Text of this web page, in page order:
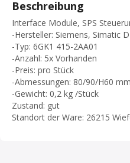
Beschreibung
Interface Module, SPS
-Hersteller: Siemens, Simatic
-Typ: 6GK1 415-2AA01
-Anzahl: 5x Vorhanden
-Preis: pro Stück
-Abmessungen: 80/90/H60 mm
-Gewicht: 0,2 kg /Stück
Zustand: gut
Standort der Ware: 26215